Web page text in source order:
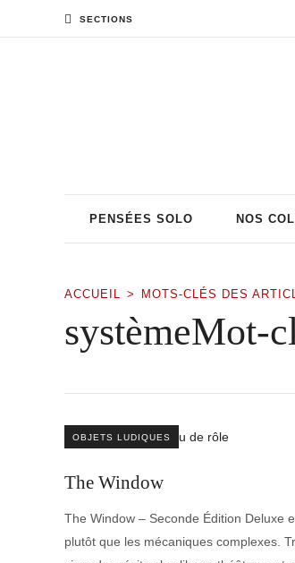
SECTIONS
PENSÉES SOLO NOS
ACCUEIL MOTS-CLÉS DES
systèmeMot-
OBJETS LUDIQUES
The Window
The Window – Seconde Édition Deluxe
plutôt que les mécaniques complexes.